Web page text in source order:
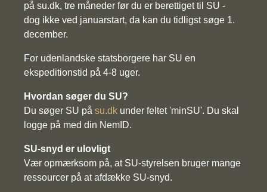
på su.dk, tre måneder før du er berettiget til SU -
dog ikke ved januarstart, da kan du tidligst søge 1.
december.
For udenlandske statsborgere har SU en
ekspeditionstid på 4-8 uger.
Hvordan søger du SU?
Du søger SU på su.dk under feltet 'minSU'. Du skal
logge på med din NemID.
SU-snyd er ulovligt
Vær opmærksom på, at SU-styrelsen bruger mange
ressourcer på at afdække SU-snyd.